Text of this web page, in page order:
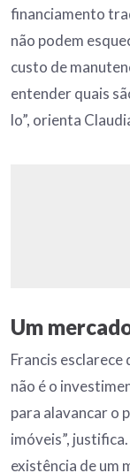
financiamento
não podem
custo de
entender quais
lo”, orienta
Um
Francis
não é o
para alavancar o
imóveis”,
existência de um